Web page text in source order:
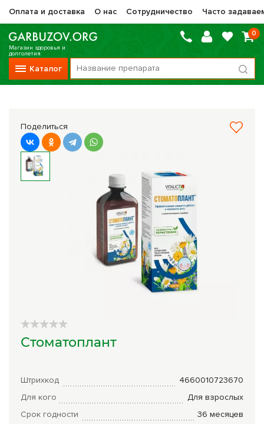
Оплата и доставка О нас Сотрудничество Часто
Магазин здоровья и
долголетия
Каталог
0
Препараты НТК Жизненная Сила
Сашера-Мед
Препараты при онкологии
Прочие фитопрепараты
Травяной чай
Специи
Натуральные растительные масла
Лечебные мази
Поделиться
Стоматоплант
Штрихкод
4660010723670
Для кого
Для взрослых
Срок годности
36 месяцев